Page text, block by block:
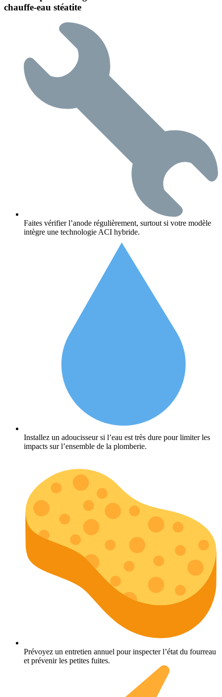
chauffe-eau stéatite
Faites vérifier l’anode régulièrement, surtout si votre modèle
intègre une technologie ACI hybride.
Installez un adoucisseur si l’eau est très dure pour limiter les
impacts sur l’ensemble de la plomberie.
Prévoyez un entretien annuel pour inspecter l’état du fourreau
et prévenir les petites fuites.